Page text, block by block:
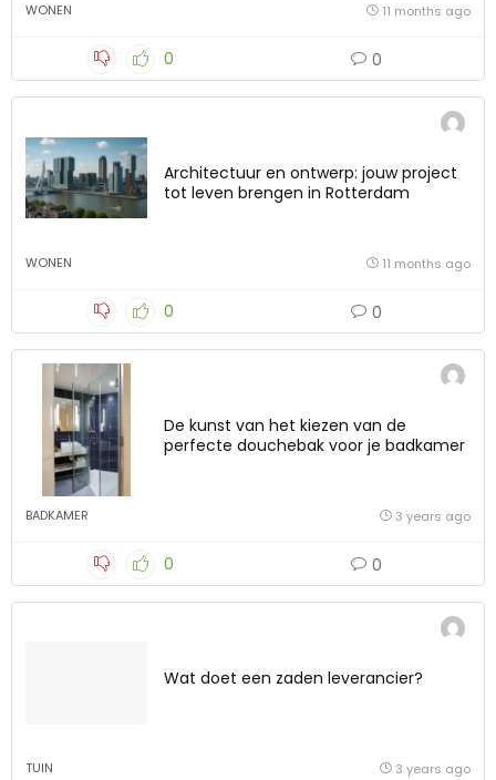
WONEN 11 months ago
0 0
Architectuur en ontwerp: jouw project
tot leven brengen in Rotterdam
WONEN 11 months ago
0 0
De kunst van het kiezen van de
perfecte douchebak voor je badkamer
BADKAMER 3 years ago
0 0
Wat doet een zaden leverancier?
TUIN 3 years ago